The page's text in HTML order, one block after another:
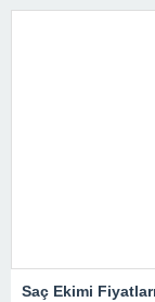
Saç Ekimi